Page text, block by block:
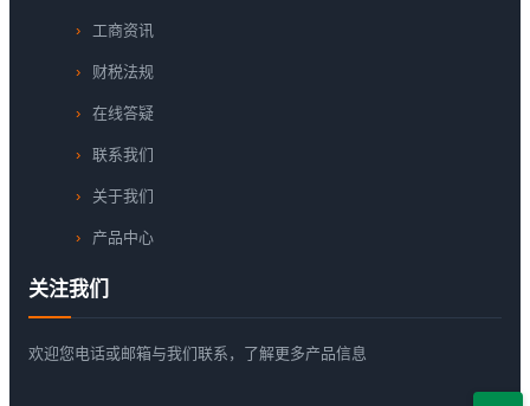
工商资讯
财税法规
在线答疑
联系我们
关于我们
产品中心
关注我们
欢迎您电话或邮箱与我们联系，了解更多产品信息